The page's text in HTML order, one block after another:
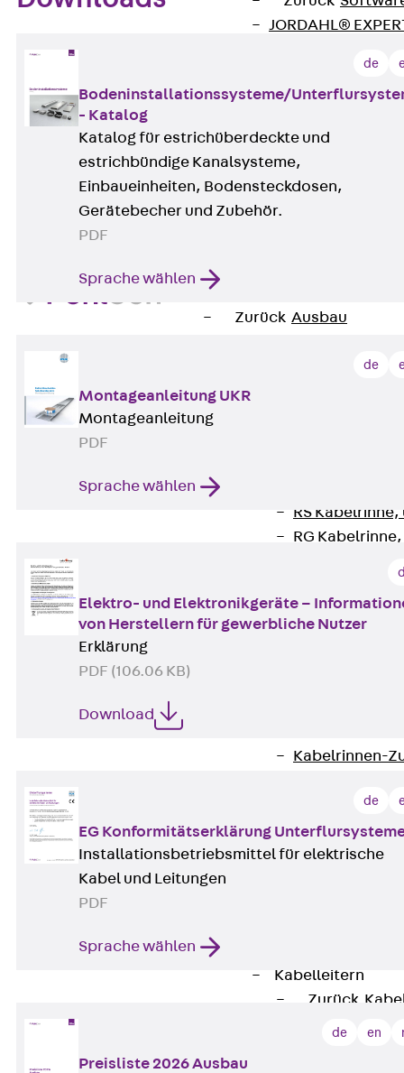
JORDAHL®
ISODESIGN
CAD und BIM
Services
Zurück Services
Beratung, Planung,
Ausbau
Zurück Ausbau
Produkte
Kabeltragsysteme
RS
RG
RGL
Kabelrinnen-
G Gitterbahn,
GI Gitterbahn,
Kabelleitern
Zurück
LGG
de
Bodeninstallationssysteme/
- Katalog
Katalog für estrichüberdeckte und
estrichbündige Kanalsysteme,
Einbaueinheiten, Bodensteckdosen,
Gerätebecher und Zubehör.
PDF
Sprache wählen
de
Montageanleitung UKR
Montageanleitung
PDF
Sprache wählen
Elektro- und Elektronikgeräte –
von Herstellern für gewerbliche Nutzer
Erklärung
PDF (106.06 KB)
Download
de
EG Konformitätserklärung
Installationsbetriebsmittel für elektrische
Kabel und Leitungen
PDF
Sprache wählen
de en
Preisliste 2026 Ausbau